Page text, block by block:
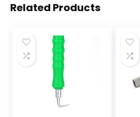
Related Products